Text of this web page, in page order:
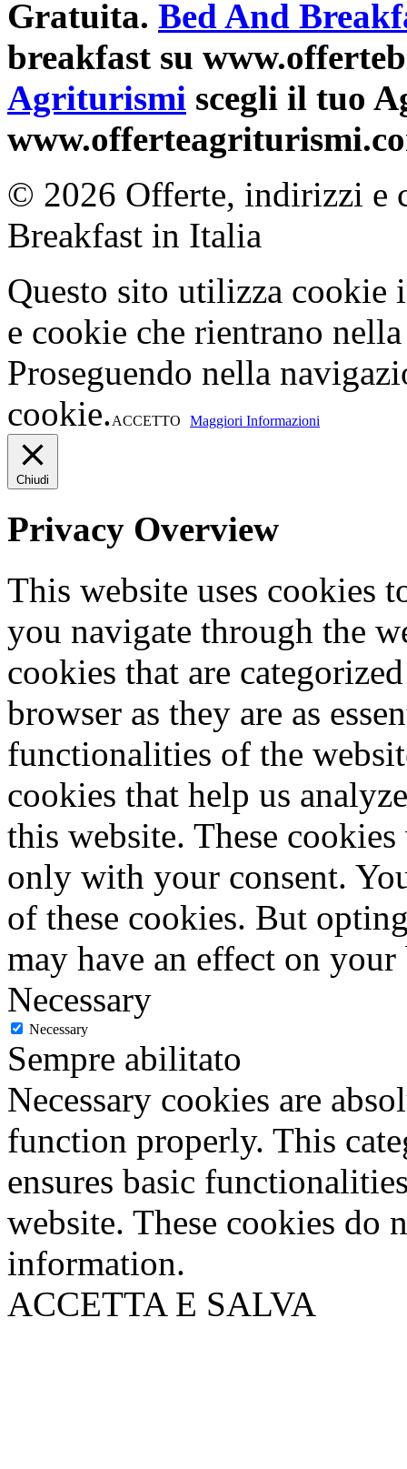
Gratuita. Bed And
breakfast su
Agriturismi scegli il tuo
© 2026 Offerte, indirizzi e
Breakfast in Italia
Questo sito utilizza
e cookie che rientrano
Proseguendo nella
cookie.ACCETTO Maggiori Informazioni
Chiudi
Privacy Overview
This website uses cookies
you navigate through the
cookies that are
browser as they are as
functionalities of the
cookies that help us
this website. These
only with your consent.
of these cookies. But
may have an effect on
Necessary
Necessary
Sempre abilitato
Necessary cookies are
function properly. This
ensures basic
website. These cookies do
information.
ACCETTA E SALVA